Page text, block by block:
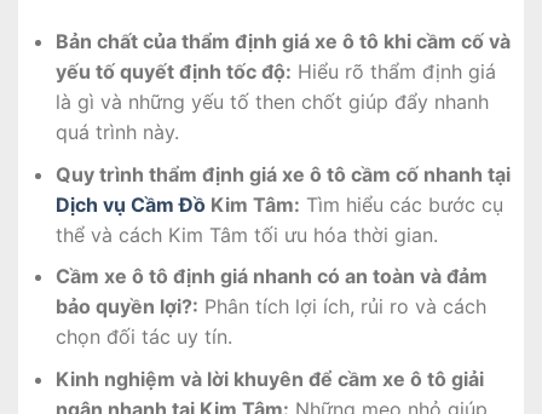
Bản chất của thẩm định giá xe ô tô khi cầm cố và
yếu tố quyết định tốc độ: Hiểu rõ thẩm định giá
là gì và những yếu tố then chốt giúp đẩy nhanh
quá trình này.
Quy trình thẩm định giá xe ô tô cầm cố nhanh tại
Dịch vụ Cầm ĐồKim Tâm: Tìm hiểu các bước cụ
thể và cách Kim Tâm tối ưu hóa thời gian.
Cầm xe ô tô định giá nhanh có an toàn và đảm
bảo quyền lợi?: Phân tích lợi ích, rủi ro và cách
chọn đối tác uy tín.
Kinh nghiệm và lời khuyên để cầm xe ô tô giải
ngân nhanh tại Kim Tâm: Những mẹo nhỏ giúp